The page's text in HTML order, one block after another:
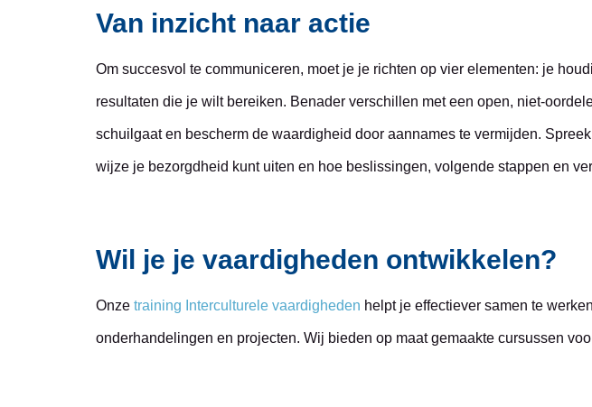
Van inzicht naar actie
Om succesvol te communiceren, moet je je richten op vier elementen: je
resultaten die je wilt bereiken. Benader verschillen met een open, niet-
schuilgaat en bescherm de waardigheid door aannames te vermijden.
wijze je bezorgdheid kunt uiten en hoe beslissingen, volgende stappen en
Wil je je vaardigheden ontwikkelen?
Onze training Interculturele vaardigheden helpt je effectiever samen te
onderhandelingen en projecten. Wij bieden op maat gemaakte cursussen